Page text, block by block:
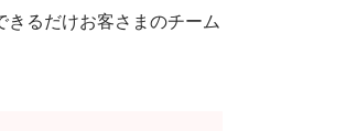
るだけお客さまのチーム